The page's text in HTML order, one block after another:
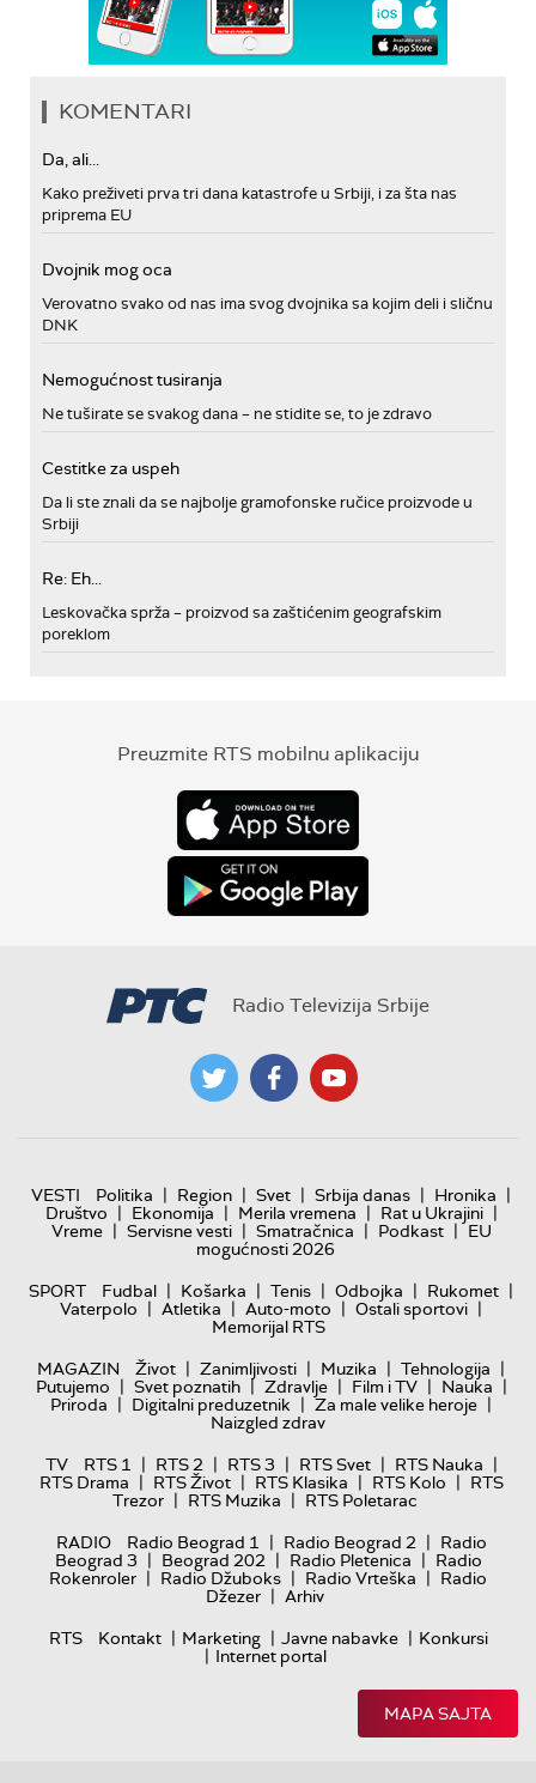
KOMENTARI
Da, ali...
Kako preživeti prva tri dana katastrofe u Srbiji, i za šta nas
priprema EU
Dvojnik mog oca
Verovatno svako od nas ima svog dvojnika sa kojim deli i sličnu
DNK
Nemogućnost tusiranja
Ne tuširate se svakog dana – ne stidite se, to je zdravo
Cestitke za uspeh
Da li ste znali da se najbolje gramofonske ručice proizvode u
Srbiji
Re: Eh...
Leskovačka sprža – proizvod sa zaštićenim geografskim
poreklom
Preuzmite RTS mobilnu aplikaciju
Radio Televizija Srbije
VESTI Politika | Region | Svet | Srbija danas | Hronika |
Društvo | Ekonomija | Merila vremena | Rat u Ukrajini |
Vreme | Servisne vesti | Smatračnica | Podkast | EU
mogućnosti 2026
SPORT
Fudbal | Košarka | Tenis | Odbojka | Rukomet |
Vaterpolo | Atletika | Auto-moto | Ostali sportovi |
Memorijal RTS
MAGAZIN
Život | Zanimljivosti | Muzika | Tehnologija |
Putujemo | Svet poznatih | Zdravlje | Film i TV | Nauka |
Priroda | Digitalni preduzetnik | Za male velike heroje |
Naizgled zdrav
TV
RTS 1 | RTS 2 | RTS 3 | RTS Svet | RTS Nauka |
RTS Drama | RTS Život | RTS Klasika | RTS Kolo | RTS
Trezor | RTS Muzika | RTS Poletarac
RADIO
Radio Beograd 1 | Radio Beograd 2 | Radio
Beograd 3 | Beograd 202 | Radio Pletenica | Radio
Rokenroler | Radio Džuboks | Radio Vrteška | Radio
Džezer | Arhiv
RTS
Kontakt | Marketing | Javne nabavke | Konkursi
| Internet portal
MAPA SAJTA